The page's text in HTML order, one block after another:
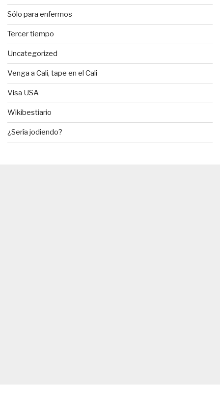
Sólo para enfermos
Tercer tiempo
Uncategorized
Venga a Cali, tape en el Cali
Visa USA
Wikibestiario
¿Sería jodiendo?